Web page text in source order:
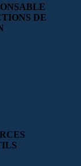
DE